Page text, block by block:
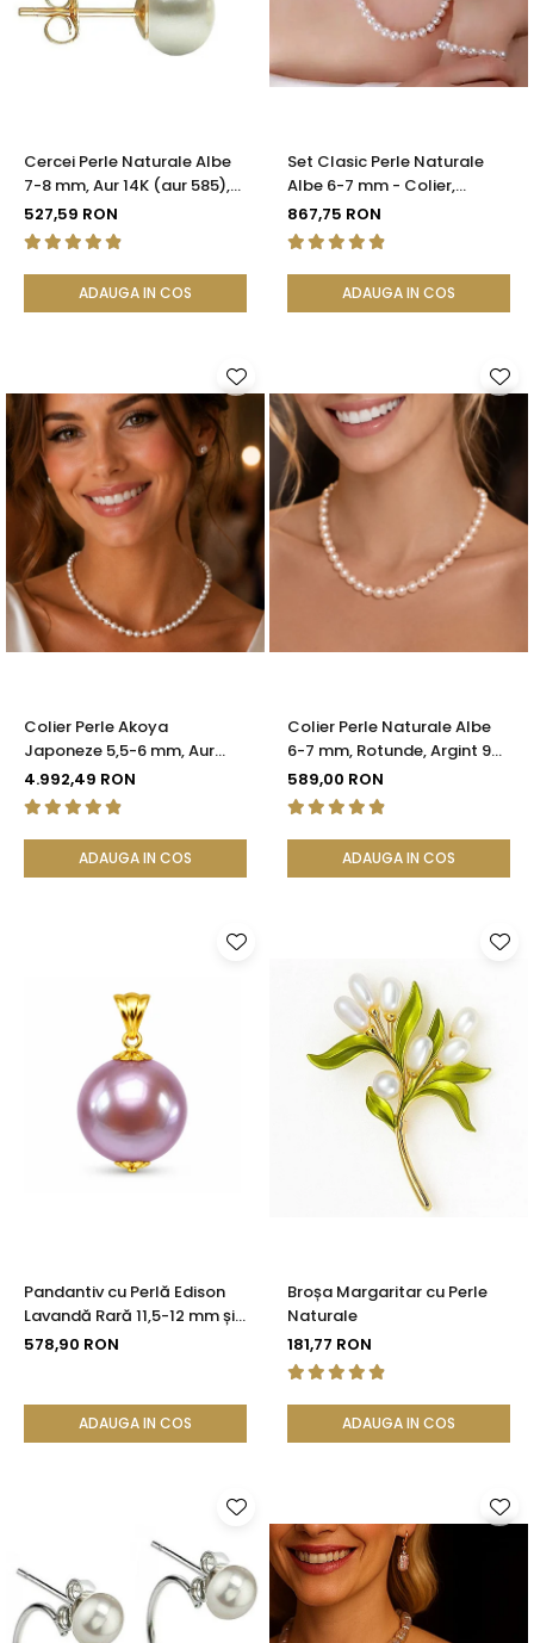
Seturi Perle cu Argint
Brățări cu Perle
Cercei Perle Naturale Albe
7-8 mm, Aur 14K (aur 585),
Calitatea AAA | KASKADDA®
527,59 RON
ADAUGA IN COS
Set Clasic Perle Naturale
Albe 6-7 mm - Colier,
Brățară și Cercei, Argint 925
| KASKADDA®
867,75 RON
ADAUGA IN COS
Colier Perle Akoya
Japoneze 5,5-6 mm, Aur
Galben 14K cu Închizătoare
Filigranată | KASKADDA®
4.992,49 RON
ADAUGA IN COS
Colier Perle Naturale Albe
6-7 mm, Rotunde, Argint 925
| KASKADDA®
589,00 RON
ADAUGA IN COS
Pandantiv cu Perlă Edison
Lavandă Rară 11,5-12 mm și
Aur 14K (aur 585) |
578,90 RON
ADAUGA IN COS
Broșa Margaritar cu Perle
Naturale
181,77 RON
ADAUGA IN COS